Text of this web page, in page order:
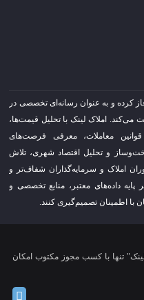
فعالیت خود را آغاز کرده و به عنوان رسانه‌ای تخصصی در
می‌کند. املاک لینک با تحلیل قیمت‌ها،
معاملات، معرفی فرصت‌های
و تحلیل اقتصاد شهری، تلاش
املاک و سرمایه‌گذاران شفاف‌تر و
پایه داده‌های معتبر، منابع تخصصی و
اطمینان تصمیم‌گیری کنند.
تنها با کسب مجوز مکتوب امکان